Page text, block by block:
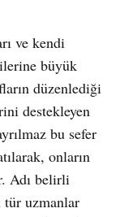
ve kendi
büyük
düzenlediği
destekleyen
bu sefer
onların
Adı belirli
tür uzmanlar